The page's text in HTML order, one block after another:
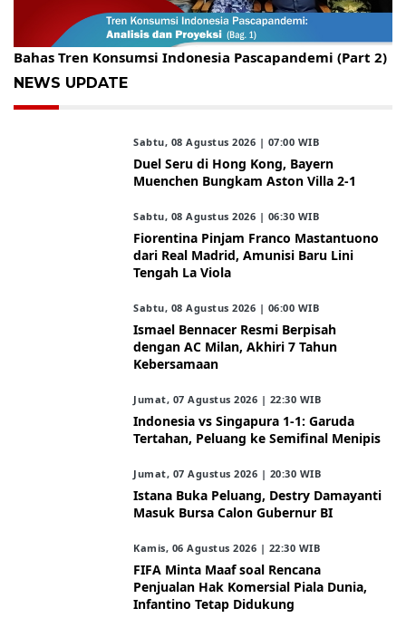
Gelar Kopdar, KBC Jakarta Raya Hadirkan Pakar Ritel
Bahas Tren Konsumsi Indonesia Pascapandemi (Part 2)
NEWS UPDATE
Sabtu, 08 Agustus 2026 | 07:00 WIB
Duel Seru di Hong Kong, Bayern
Muenchen Bungkam Aston Villa 2-1
Sabtu, 08 Agustus 2026 | 06:30 WIB
Fiorentina Pinjam Franco Mastantuono
dari Real Madrid, Amunisi Baru Lini
Tengah La Viola
Sabtu, 08 Agustus 2026 | 06:00 WIB
Ismael Bennacer Resmi Berpisah
dengan AC Milan, Akhiri 7 Tahun
Kebersamaan
Jumat, 07 Agustus 2026 | 22:30 WIB
Indonesia vs Singapura 1-1: Garuda
Tertahan, Peluang ke Semifinal Menipis
Jumat, 07 Agustus 2026 | 20:30 WIB
Istana Buka Peluang, Destry Damayanti
Masuk Bursa Calon Gubernur BI
Kamis, 06 Agustus 2026 | 22:30 WIB
FIFA Minta Maaf soal Rencana
Penjualan Hak Komersial Piala Dunia,
Infantino Tetap Didukung